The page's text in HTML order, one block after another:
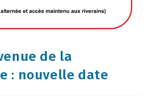
de la
: nouvelle date